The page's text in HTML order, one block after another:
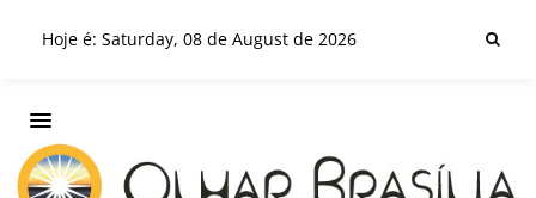
Hoje é: Saturday, 08 de August de 2026